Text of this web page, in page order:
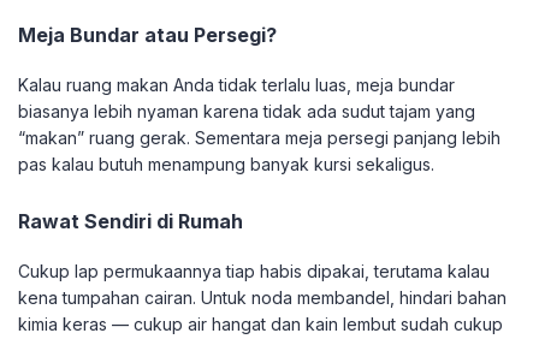
Meja Bundar atau Persegi?
Kalau ruang makan Anda tidak terlalu luas, meja bundar
biasanya lebih nyaman karena tidak ada sudut tajam yang
“makan” ruang gerak. Sementara meja persegi panjang lebih
pas kalau butuh menampung banyak kursi sekaligus.
Rawat Sendiri di Rumah
Cukup lap permukaannya tiap habis dipakai, terutama kalau
kena tumpahan cairan. Untuk noda membandel, hindari bahan
kimia keras — cukup air hangat dan kain lembut sudah cukup